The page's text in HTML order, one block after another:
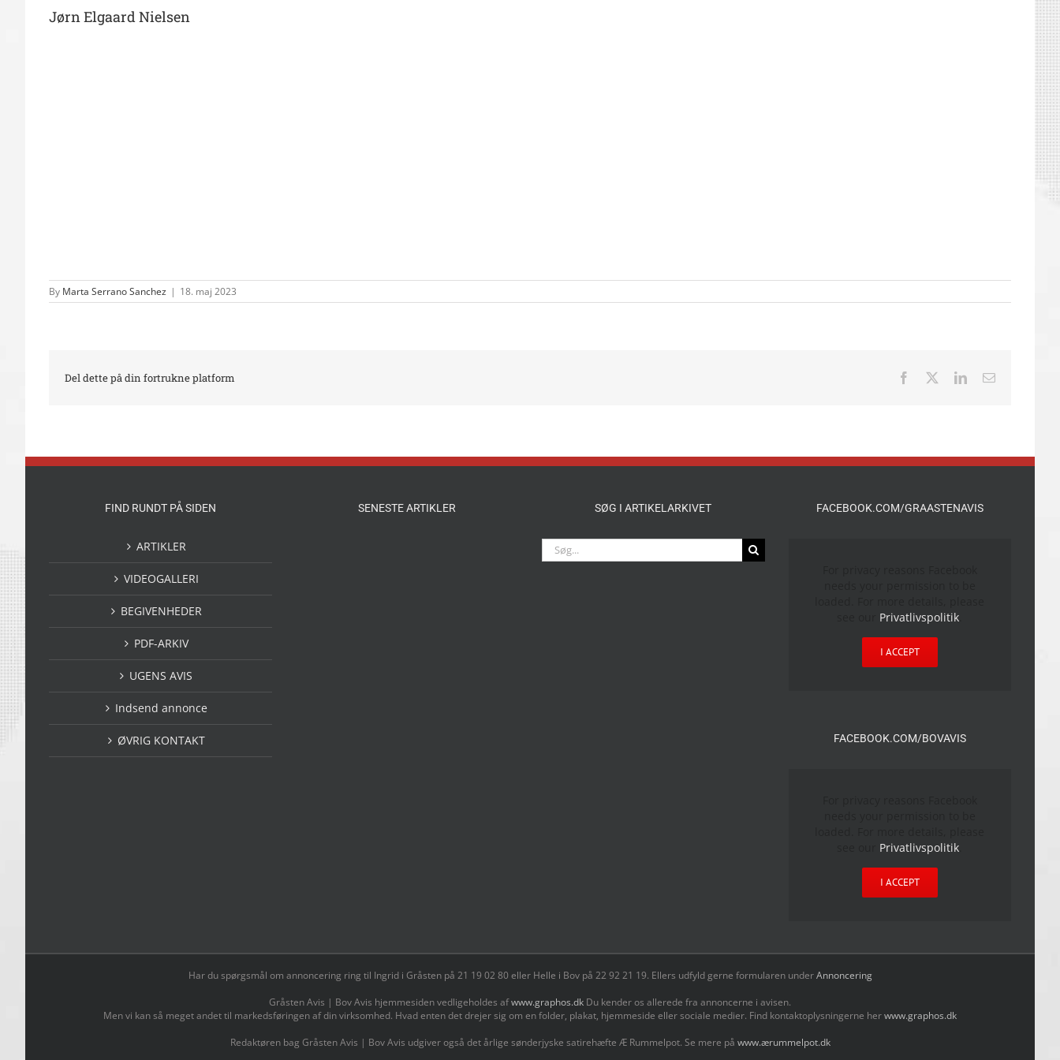
Jørn Elgaard Nielsen
By Marta Serrano Sanchez | 18. maj 2023
Del dette på din fortrukne platform Facebook LinkedIn
E-
FIND RUNDT PÅ SIDEN
ARTIKLER
VIDEOGALLERI
BEGIVENHEDER
PDF-ARKIV
UGENS AVIS
Indsend annonce
ØVRIG KONTAKT
SENESTE ARTIKLER SØG I ARTIKELARKIVET
Søg
efter:
FACEBOOK.COM/GRAASTENAVIS
Privatlivspolitik
I ACCEPT
FACEBOOK.COM/BOVAVIS
Privatlivspolitik
I ACCEPT
Har du spørgsmål om annoncering ring til Ingrid i Gråsten på 21 19 02 80 ‬eller Helle i Bov på 22 92 21 19‬. Ellers udfyld gerne formularen underAnnoncering
Gråsten Avis | Bov Avis hjemmesiden vedligeholdes afwww.graphos.dk Du kender os allerede fra annoncerne i avisen.
Men vi kan så meget andet til markedsføringen af din virksomhed. Hvad enten det drejer sig om en folder, plakat, hjemmeside eller sociale medier. Find kontaktoplysningerne herwww.graphos.dk
Redaktøren bag Gråsten Avis | Bov Avis udgiver også det årlige sønderjyske satirehæfte Æ Rummelpot. Se mere på www.ærummelpot.dk